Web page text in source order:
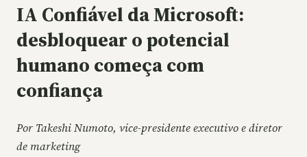
IA Confiável da Microsoft:
desbloquear o potencial
humano começa com
confiança
Por Takeshi Numoto, vice-presidente executivo e diretor
de marketing